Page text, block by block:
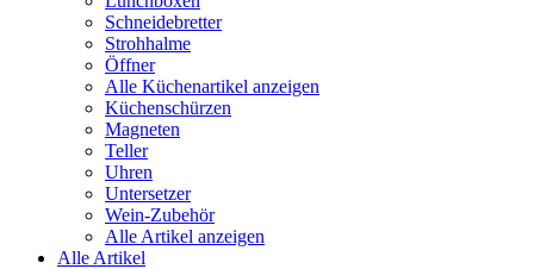
Schneidebretter
Strohhalme
Öffner
Alle Küchenartikel anzeigen
Küchenschürzen
Magneten
Teller
Uhren
Untersetzer
Wein-Zubehör
Alle Artikel anzeigen
Alle Artikel